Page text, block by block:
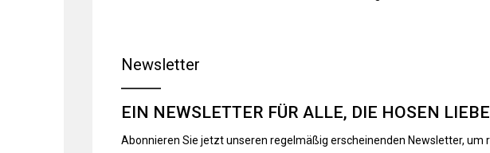
Newsletter
EIN NEWSLETTER FÜR ALLE, DIE HOSEN
Abonnieren Sie jetzt unseren regelmäßig erscheinenden Newsletter,